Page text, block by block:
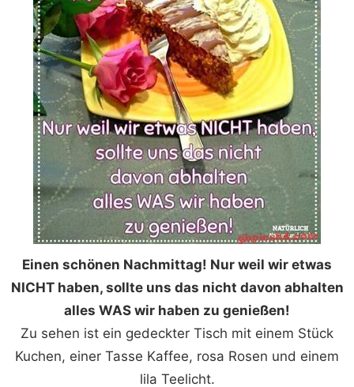
Einen schönen Nachmittag! Nur weil wir etwas
NICHT haben, sollte uns das nicht davon abhalten
alles WAS wir haben zu genießen!
Zu sehen ist ein gedeckter Tisch mit einem Stück
Kuchen, einer Tasse Kaffee, rosa Rosen und einem
lila Teelicht.